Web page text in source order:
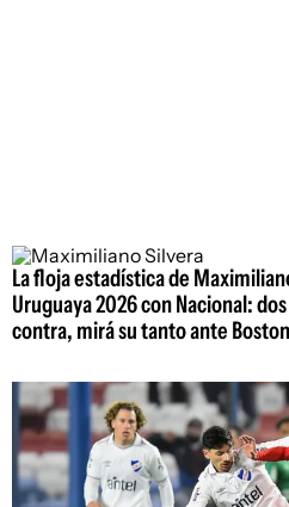
La floja estadística de
Uruguaya 2026 con Nacional:
contra, mirá su tanto ante